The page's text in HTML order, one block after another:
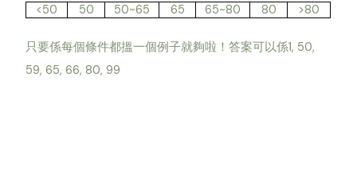
<50 50 50~65 65 65~80 80 >80
只要係每個條件都搵一個例子就夠啦！答案可以係1, 50,
59, 65, 66, 80, 99